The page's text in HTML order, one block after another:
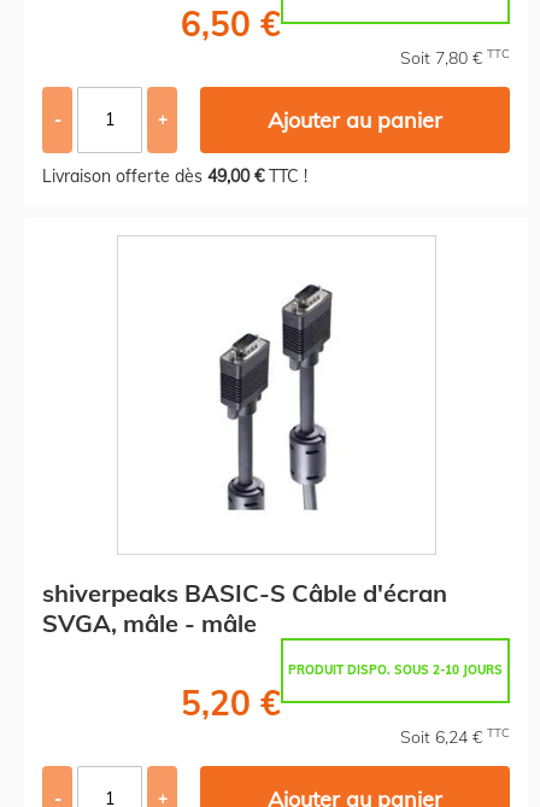
6,50 €
Soit 7,80 € TTC
- + Ajouter au panier
Livraison offerte dès 49,00 €TTC !
shiverpeaks BASIC-S Câble d'écran
SVGA, mâle - mâle
PRODUIT DISPO. SOUS 2-10 JOURS
5,20 €
Soit 6,24 € TTC
- + Ajouter au panier